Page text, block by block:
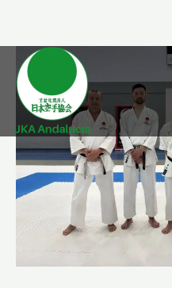
contenido